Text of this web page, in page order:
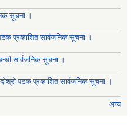
सूचना ।
प्रकाशित सार्वजनिक सूचना ।
सार्वजनिक सूचना ।
पटक प्रकाशित सार्वजनिक सूचना ।
अन्य